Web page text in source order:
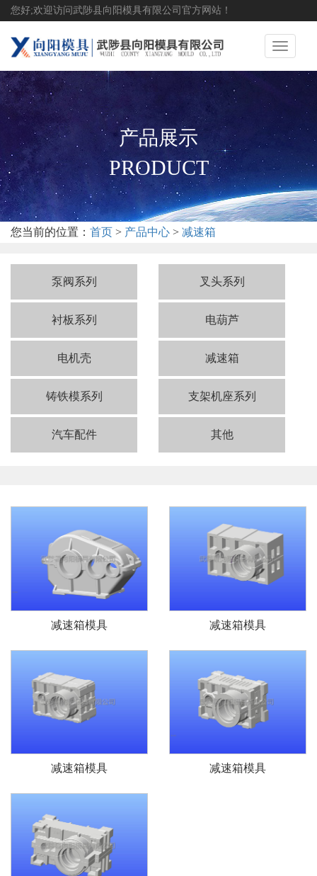
您好;欢迎访问武陟县向阳模具有限公司官方网站！
Toggle
产品展示
PRODUCT
您当前的位置： 首页 > 产品中心 > 减速箱
泵阀系列 叉头系列
衬板系列 电葫芦
电机壳 减速箱
铸铁模系列 支架机座系列
汽车配件 其他
减速箱模具 减速箱模具
减速箱模具 减速箱模具